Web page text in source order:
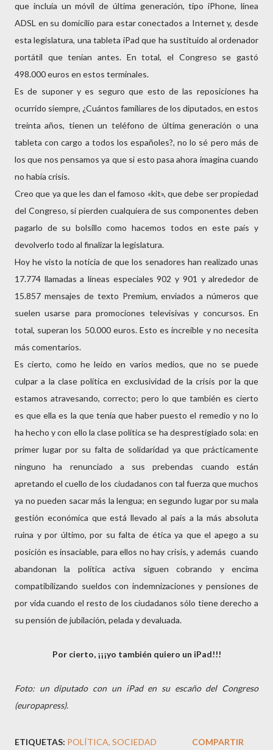
que incluía un móvil de última generación, tipo iPhone, línea
ADSL en su domicilio para estar conectados a Internet y, desde
esta legislatura, una tableta iPad que ha sustituido al ordenador
portátil que tenían antes. En total, el Congreso se gastó
498.000 euros en estos terminales.
Es de suponer y es seguro que esto de las reposiciones ha
ocurrido siempre, ¿Cuántos familiares de los diputados, en estos
treinta años, tienen un teléfono de última generación o una
tableta con cargo a todos los españoles?, no lo sé pero más de
los que nos pensamos ya que si esto pasa ahora imagina cuando
no había crisis.
Creo que ya que les dan el famoso «kit», que debe ser propiedad
del Congreso, si pierden cualquiera de sus componentes deben
pagarlo de su bolsillo como hacemos todos en este país y
devolverlo todo al finalizar la legislatura.
Hoy he visto la noticia de que los senadores han realizado unas
17.774 llamadas a líneas especiales 902 y 901 y alrededor de
15.857 mensajes de texto Premium, enviados a números que
suelen usarse para promociones televisivas y concursos. En
total, superan los 50.000 euros. Esto es increíble y no necesita
más comentarios.
Es cierto, como he leído en varios medios, que no se puede
culpar a la clase política en exclusividad de la crisis por la que
estamos atravesando, correcto; pero lo que también es cierto
es que ella es la que tenía que haber puesto el remedio y no lo
ha hecho y con ello la clase política se ha desprestigiado sola: en
primer lugar por su falta de solidaridad ya que prácticamente
ninguno ha renunciado a sus prebendas cuando están
apretando el cuello de los ciudadanos con tal fuerza que muchos
ya no pueden sacar más la lengua; en segundo lugar por su mala
gestión económica que está llevado al país a la más absoluta
ruina y por último, por su falta de ética ya que el apego a su
posición es insaciable, para ellos no hay crisis, y además cuando
abandonan la política activa siguen cobrando y encima
compatibilizando sueldos con indemnizaciones y pensiones de
por vida cuando el resto de los ciudadanos sólo tiene derecho a
su pensión de jubilación, pelada y devaluada.
Por cierto, ¡¡¡yo también quiero un iPad!!!
Foto: un diputado con un iPad en su escaño del Congreso
(europapress).
ETIQUETAS: POLÍTICA SOCIEDAD COMPARTIR